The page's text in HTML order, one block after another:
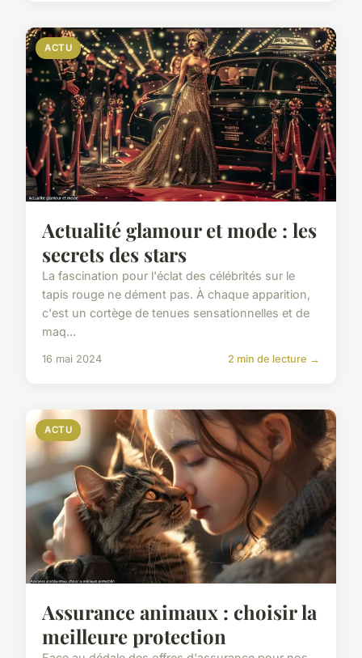
ACTU
Actualité glamour et mode : les
secrets des stars
La fascination pour l'éclat des célébrités sur le
tapis rouge ne dément pas. À chaque apparition,
c'est un cortège de tenues sensationnelles et de
maq...
16 mai 2024 2 min de lecture →
ACTU
Assurance animaux : choisir la
meilleure protection